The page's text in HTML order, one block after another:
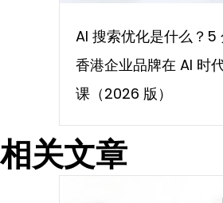
AI 搜索优化是什么？5
香港企业品牌在 AI 时
课（2026 版）
相关文章